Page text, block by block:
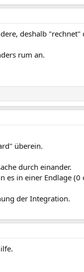
deshalb
rum an.
überein.
durch einander.
in einer Endlage (0
der Integration.